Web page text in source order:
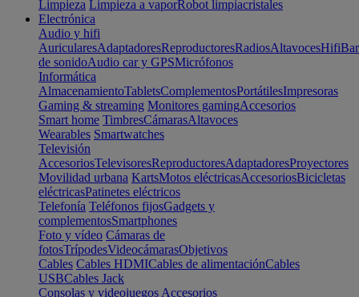
Limpieza Limpieza a vaporRobot limpiacristales
Electrónica
Audio y hifi
AuricularesAdaptadoresReproductoresRadiosAltavocesHifi
de sonidoAudio car y GPSMicrófonos
Informática
AlmacenamientoTabletsComplementosPortátilesImpresoras
Gaming & streaming Monitores gamingAccesorios
Smart home TimbresCámarasAltavoces
Wearables Smartwatches
Televisión
AccesoriosTelevisoresReproductoresAdaptadoresProyectores
Movilidad urbana KartsMotos eléctricasAccesoriosBicicletas
eléctricasPatinetes eléctricos
Telefonía Teléfonos fijosGadgets y
complementosSmartphones
Foto y vídeo Cámaras de
fotosTrípodesVideocámarasObjetivos
Cables Cables HDMICables de alimentaciónCables
USBCables Jack
Consolas y videojuegos Accesorios